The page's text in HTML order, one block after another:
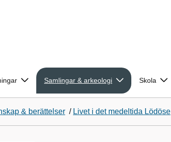
Samlingar & arkeologi Skola
& berättelser / Livet i det medeltida Lödöse